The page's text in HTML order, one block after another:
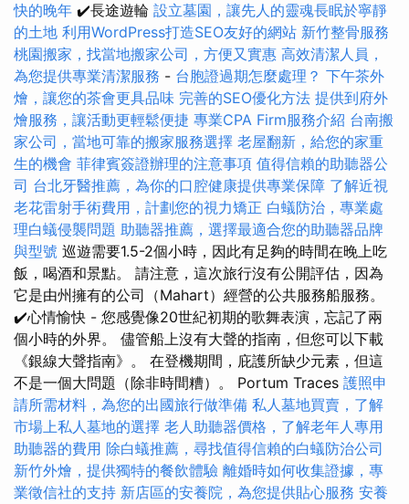
快的晚年 ✔️長途遊輪 設立墓園，讓先人的靈魂長眠於寧靜
的土地 利用WordPress打造SEO友好的網站 新竹整骨服務
桃園搬家，找當地搬家公司，方便又實惠 高效清潔人員，
為您提供專業清潔服務 - 台胞證過期怎麼處理？ 下午茶外
燴，讓您的茶會更具品味 完善的SEO優化方法 提供到府外
燴服務，讓活動更輕鬆便捷 專業CPA Firm服務介紹 台南搬
家公司，當地可靠的搬家服務選擇 老屋翻新，給您的家重
生的機會 菲律賓簽證辦理的注意事項 值得信賴的助聽器公
司 台北牙醫推薦，為你的口腔健康提供專業保障 了解近視
老花雷射手術費用，計劃您的視力矯正 白蟻防治，專業處
理白蟻侵襲問題 助聽器推薦，選擇最適合您的助聽器品牌
與型號 巡遊需要1.5-2個小時，因此有足夠的時間在晚上吃
飯，喝酒和景點。 請注意，這次旅行沒有公開評估，因為
它是由州擁有的公司（Mahart）經營的公共服務船服務。
✔️心情愉快 - 您感覺像20世紀初期的歌舞表演，忘記了兩
個小時的外界。 儘管船上沒有大聲的​​指南，但您可以下載
《銀線大聲指南》。 在登機期間，庇護所缺少元素，但這
不是一個大問題（除非時間糟）。 Portum Traces 護照申
請所需材料，為您的出國旅行做準備 私人墓地買賣，了解
市場上私人墓地的選擇 老人助聽器價格，了解老年人專用
助聽器的費用 除白蟻推薦，尋找值得信賴的白蟻防治公司
新竹外燴，提供獨特的餐飲體驗 離婚時如何收集證據，專
業徵信社的支持 新店區的安養院，為您提供貼心服務 安養